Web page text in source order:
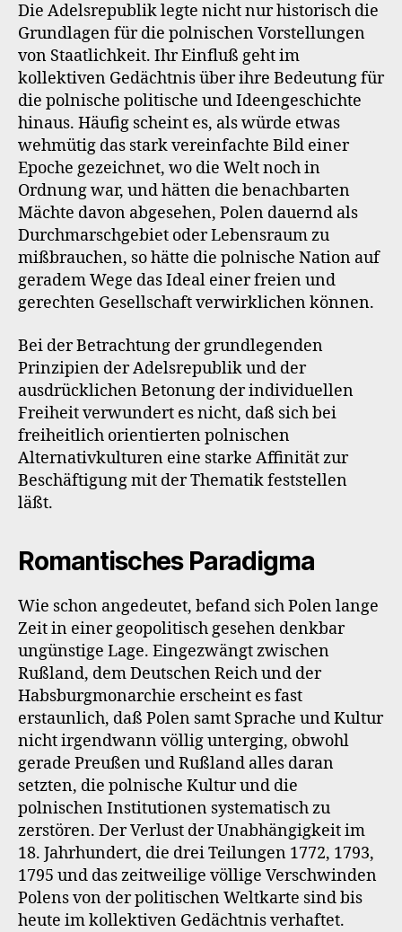
Die Adelsrepublik legte nicht nur historisch die
Grundlagen für die polnischen Vorstellungen
von Staatlichkeit. Ihr Einfluß geht im
kollektiven Gedächtnis über ihre Bedeutung für
die polnische politische und Ideengeschichte
hinaus. Häufig scheint es, als würde etwas
wehmütig das stark vereinfachte Bild einer
Epoche gezeichnet, wo die Welt noch in
Ordnung war, und hätten die benachbarten
Mächte davon abgesehen, Polen dauernd als
Durchmarschgebiet oder Lebensraum zu
mißbrauchen, so hätte die polnische Nation auf
geradem Wege das Ideal einer freien und
gerechten Gesellschaft verwirklichen können.
Bei der Betrachtung der grundlegenden
Prinzipien der Adelsrepublik und der
ausdrücklichen Betonung der individuellen
Freiheit verwundert es nicht, daß sich bei
freiheitlich orientierten polnischen
Alternativkulturen eine starke Affinität zur
Beschäftigung mit der Thematik feststellen
läßt.
Romantisches Paradigma
Wie schon angedeutet, befand sich Polen lange
Zeit in einer geopolitisch gesehen denkbar
ungünstige Lage. Eingezwängt zwischen
Rußland, dem Deutschen Reich und der
Habsburgmonarchie erscheint es fast
erstaunlich, daß Polen samt Sprache und Kultur
nicht irgendwann völlig unterging, obwohl
gerade Preußen und Rußland alles daran
setzten, die polnische Kultur und die
polnischen Institutionen systematisch zu
zerstören. Der Verlust der Unabhängigkeit im
18. Jahrhundert, die drei Teilungen 1772, 1793,
1795 und das zeitweilige völlige Verschwinden
Polens von der politischen Weltkarte sind bis
heute im kollektiven Gedächtnis verhaftet.